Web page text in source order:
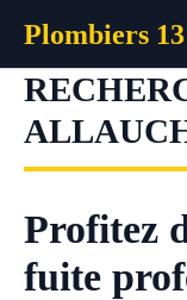
contenu
Plombiers 13
Profitez
fuite